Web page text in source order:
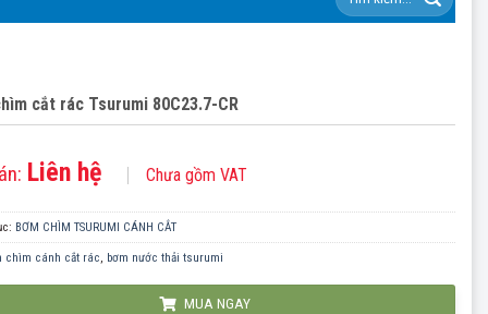
kiếm:
cắt rác Tsurumi 80C23.7-CR
Liên hệ Chưa gồm VAT
BƠM CHÌM TSURUMI CÁNH CẮT
chìm cánh cắt rác, bơm nước thải tsurumi
MUA NGAY